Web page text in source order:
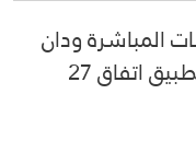
المباشرة ودان
الاعتداء على الجيش: للتمسك بتطبيق اتفاق 27